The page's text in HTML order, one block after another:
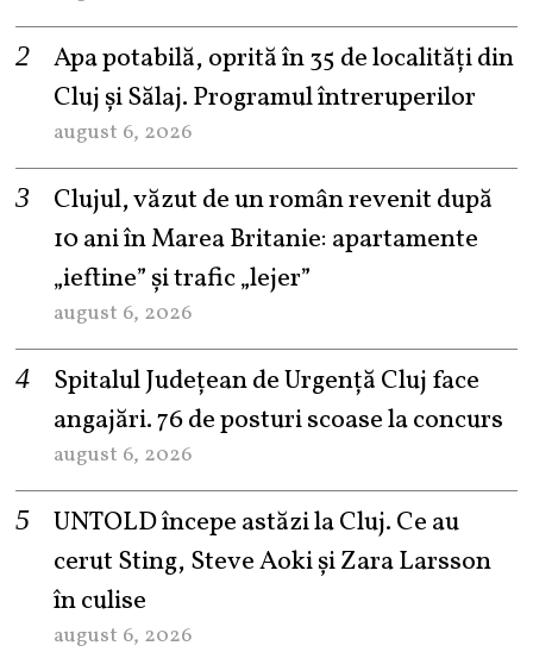
Apa potabilă, oprită în 35 de localități din
Cluj și Sălaj. Programul întreruperilor
august 6, 2026
Clujul, văzut de un român revenit după
10 ani în Marea Britanie: apartamente
„ieftine” și trafic „lejer”
august 6, 2026
Spitalul Județean de Urgență Cluj face
angajări. 76 de posturi scoase la concurs
august 6, 2026
UNTOLD începe astăzi la Cluj. Ce au
cerut Sting, Steve Aoki și Zara Larsson
în culise
august 6, 2026